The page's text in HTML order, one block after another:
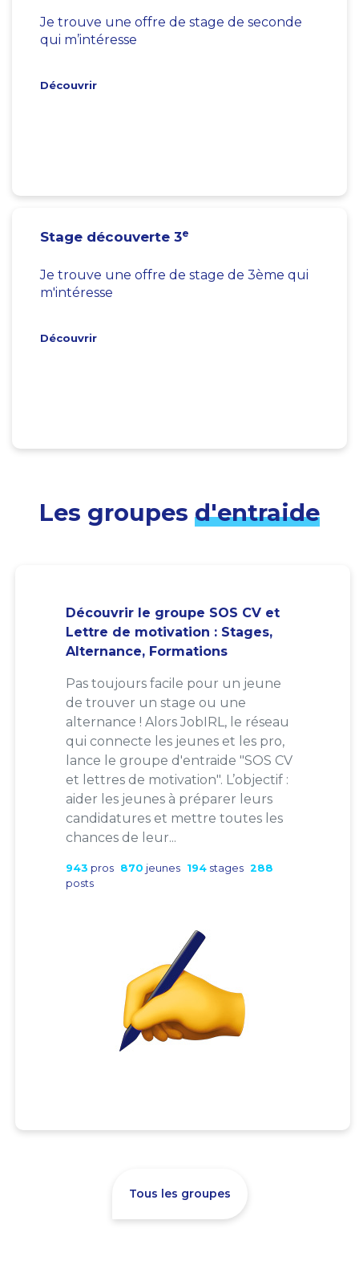
Je trouve une offre de stage de seconde
qui m’intéresse
Découvrir
Stage découverte 3e
Je trouve une offre de stage de 3ème qui
m'intéresse
Découvrir
Les groupes d'entraide
Découvrir le groupe SOS CV et
Lettre de motivation : Stages,
Alternance, Formations
Pas toujours facile pour un jeune
de trouver un stage ou une
alternance ! Alors JobIRL, le réseau
qui connecte les jeunes et les pro,
lance le groupe d'entraide "SOS CV
et lettres de motivation". L’objectif :
aider les jeunes à préparer leurs
candidatures et mettre toutes les
chances de leur...
943 pros 870 jeunes 194 stages 288
posts
Tous les groupes